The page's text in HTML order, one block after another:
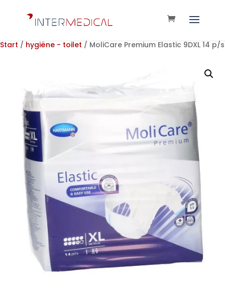
Start / hygiëne - toilet / MoliCare Premium Elastic 9DXL 14 p/s